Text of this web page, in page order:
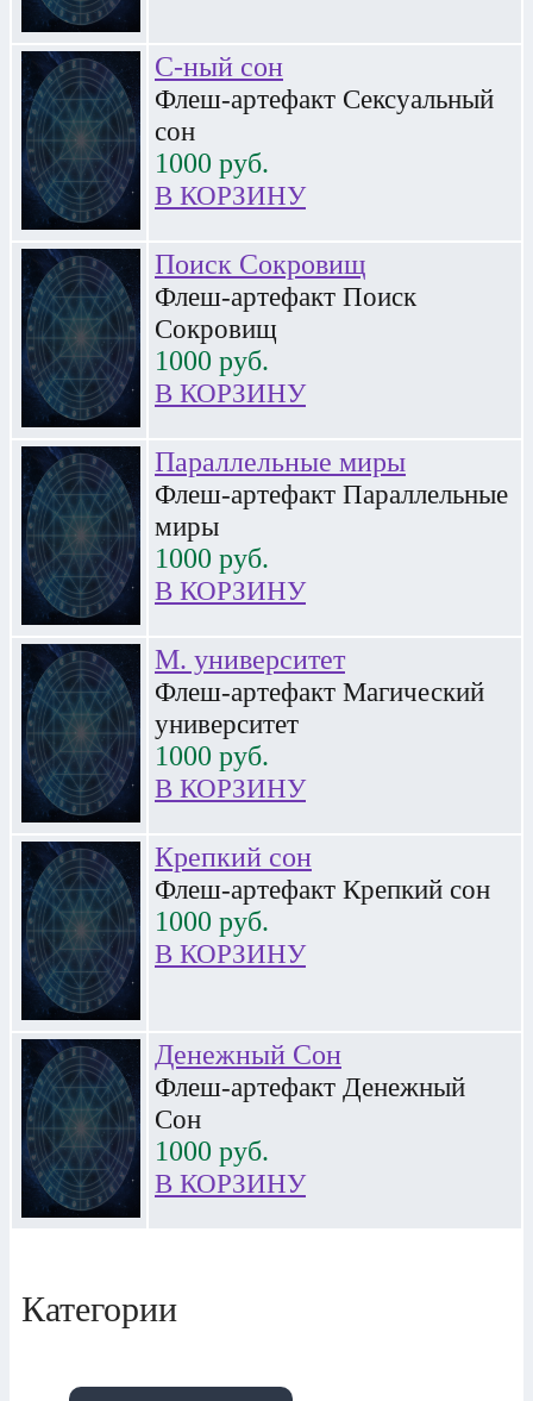
С-ный сон
Флеш-артефакт Сексуальный
сон
1000 руб.
В КОРЗИНУ
Поиск Сокровищ
Флеш-артефакт Поиск
Сокровищ
1000 руб.
В КОРЗИНУ
Параллельные миры
Флеш-артефакт Параллельные
миры
1000 руб.
В КОРЗИНУ
М. университет
Флеш-артефакт Магический
университет
1000 руб.
В КОРЗИНУ
Крепкий сон
Флеш-артефакт Крепкий сон
1000 руб.
В КОРЗИНУ
Денежный Сон
Флеш-артефакт Денежный
Сон
1000 руб.
В КОРЗИНУ
Категории